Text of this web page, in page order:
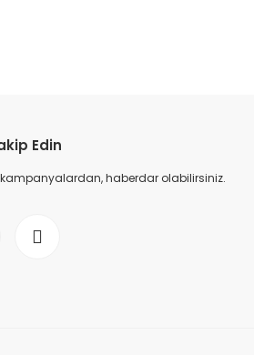
Edin
haberdar olabilirsiniz.